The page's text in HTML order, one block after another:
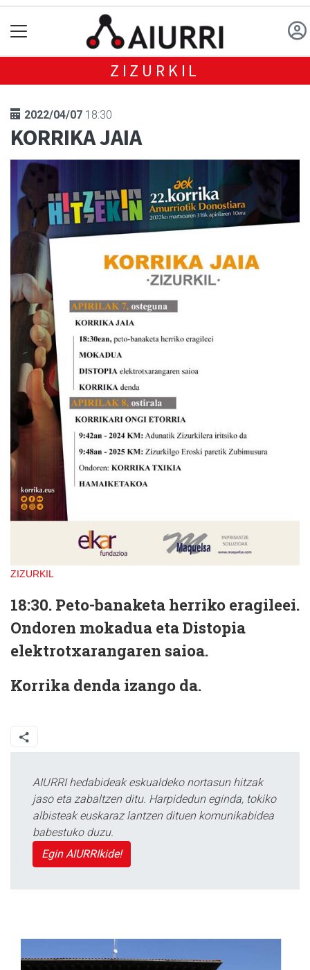
ZIZURKIL
2022/04/07 18:30
KORRIKA JAIA
ZIZURKIL
18:30. Peto-banaketa herriko eragileei.
Ondoren mokadua eta Distopia
elektrotxarangaren saioa.
Korrika denda izango da.
AIURRI hedabideak eskualdeko nortasun hitzak
jaso eta zabaltzen ditu. Harpidedun eginda, tokiko
albisteak euskaraz lantzen dituen komunikabidea
babestuko duzu.
Egin AIURRIkide!